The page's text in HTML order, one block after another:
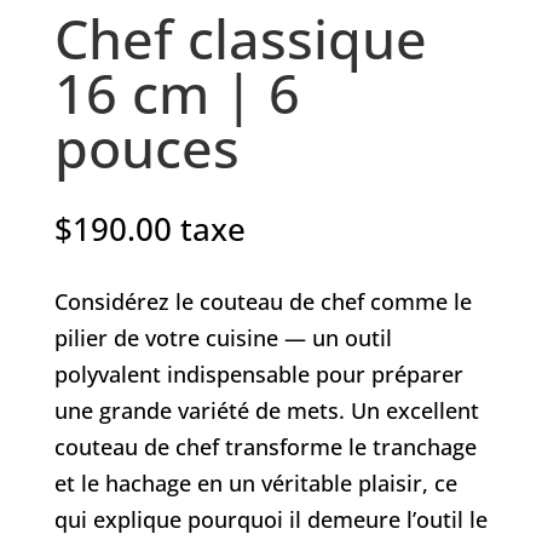
Chef classique
16 cm | 6
pouces
$190.00 taxe
Considérez le couteau de chef comme le
pilier de votre cuisine — un outil
polyvalent indispensable pour préparer
une grande variété de mets. Un excellent
couteau de chef transforme le tranchage
et le hachage en un véritable plaisir, ce
qui explique pourquoi il demeure l’outil le